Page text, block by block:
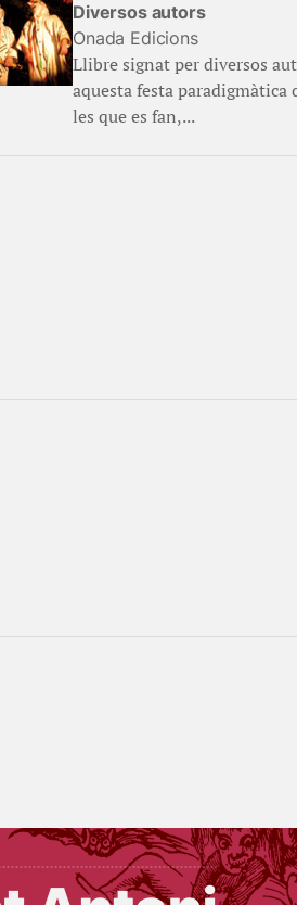
Diversos autors
Onada Edicions
Llibre signat per diversos
aquesta festa paradigmàtica
les que es fan,...